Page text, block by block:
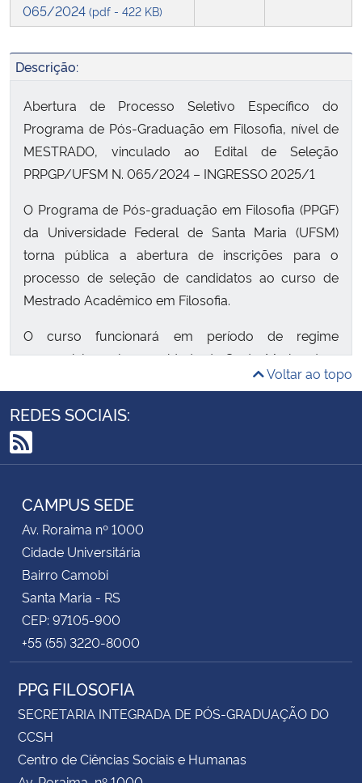
065/2024 (pdf - 422 KB)
Descrição:
Abertura de Processo Seletivo Específico do
Programa de Pós-Graduação em Filosofia, nível de
MESTRADO, vinculado ao Edital de Seleção
PRPGP/UFSM N. 065/2024 – INGRESSO 2025/1
O Programa de Pós-graduação em Filosofia (PPGF)
da Universidade Federal de Santa Maria (UFSM)
torna pública a abertura de inscrições para o
processo de seleção de candidatos ao curso de
Mestrado Acadêmico em Filosofia.
O curso funcionará em período de regime
presencial regular, na cidade de Santa Maria e tem
Voltar ao topo
REDES SOCIAIS:
RSS
CAMPUS SEDE
Av. Roraima nº 1000
Cidade Universitária
Bairro Camobi
Santa Maria - RS
CEP: 97105-900
+55 (55) 3220-8000
PPG FILOSOFIA
SECRETARIA INTEGRADA DE PÓS-GRADUAÇÃO DO
CCSH
Centro de Ciências Sociais e Humanas